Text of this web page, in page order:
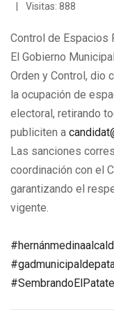
Visitas: 888
Control de Espacios
El Gobierno
Orden y Control, dio
la ocupación de
electoral, retirando
publiciten a
Las sanciones
coordinación con el
garantizando el
vigente.